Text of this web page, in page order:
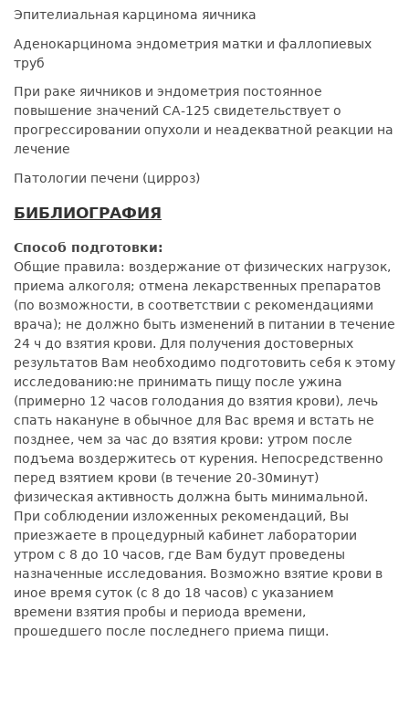
Эпителиальная карцинома яичника
Аденокарцинома эндометрия матки и фаллопиевых
труб
При раке яичников и эндометрия постоянное
повышение значений CA-125 свидетельствует о
прогрессировании опухоли и неадекватной реакции на
лечение
Патологии печени (цирроз)
БИБЛИОГРАФИЯ
Способ подготовки:
Общие правила: воздержание от физических нагрузок,
приема алкоголя; отмена лекарственных препаратов
(по возможности, в соответствии с рекомендациями
врача); не должно быть изменений в питании в течение
24 ч до взятия крови. Для получения достоверных
результатов Вам необходимо подготовить себя к этому
исследованию:не принимать пищу после ужина
(примерно 12 часов голодания до взятия крови), лечь
спать накануне в обычное для Вас время и встать не
позднее, чем за час до взятия крови: утром после
подъема воздержитесь от курения. Непосредственно
перед взятием крови (в течение 20-30минут)
физическая активность должна быть минимальной.
При соблюдении изложенных рекомендаций, Вы
приезжаете в процедурный кабинет лаборатории
утром с 8 до 10 часов, где Вам будут проведены
назначенные исследования. Возможно взятие крови в
иное время суток (с 8 до 18 часов) с указанием
времени взятия пробы и периода времени,
прошедшего после последнего приема пищи.